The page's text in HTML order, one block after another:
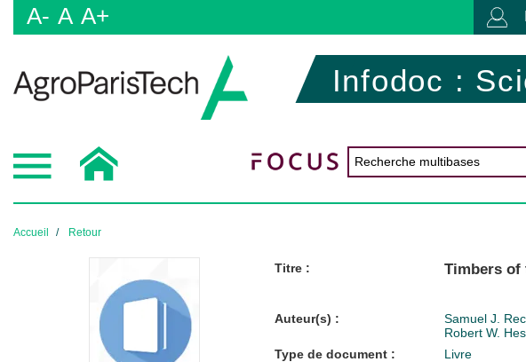
A- A A+
Infodoc :
Accueil Retour
Titre : Timbers of
Auteur(s) : Samuel J.
Robert W.
Type de document :
Livre